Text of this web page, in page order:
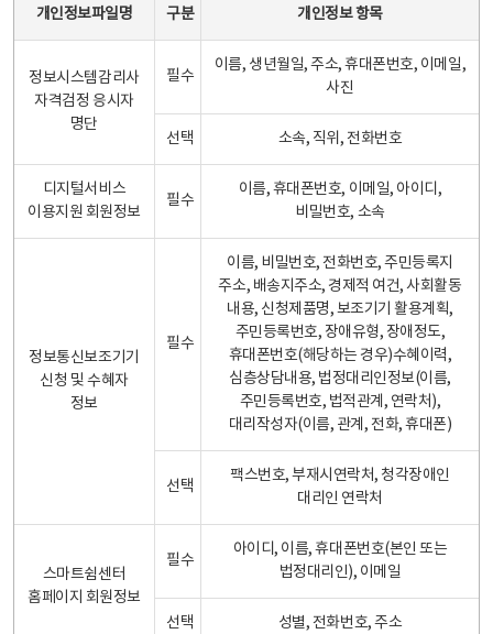
개인정보파일명 구분 개인정보 항목
정보시스템감리사
자격검정 응시자
명단
필수
이름, 생년월일, 주소, 휴대폰번호, 이메일,
사진
선택 소속, 직위, 전화번호
디지털서비스
이용지원 회원정보
필수
이름, 휴대폰번호, 이메일, 아이디,
비밀번호, 소속
정보통신보조기기
신청 및 수혜자
정보
필수
이름, 비밀번호, 전화번호, 주민등록지
주소, 배송지주소, 경제적 여건, 사회활동
내용, 신청제품명, 보조기기 활용계획,
주민등록번호, 장애유형, 장애정도,
휴대폰번호(해당하는 경우)수혜이력,
심층상담내용, 법정대리인정보(이름,
주민등록번호, 법적관계, 연락처),
대리작성자(이름, 관계, 전화, 휴대폰)
선택
팩스번호, 부재시연락처, 청각장애인
대리인 연락처
스마트쉼센터
홈페이지 회원정보
필수
아이디, 이름, 휴대폰번호(본인 또는
법정대리인), 이메일
선택 성별, 전화번호, 주소